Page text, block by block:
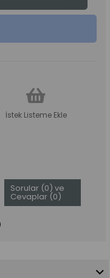
İstek Listeme Ekle
Sorular (0) ve
Cevaplar (0)